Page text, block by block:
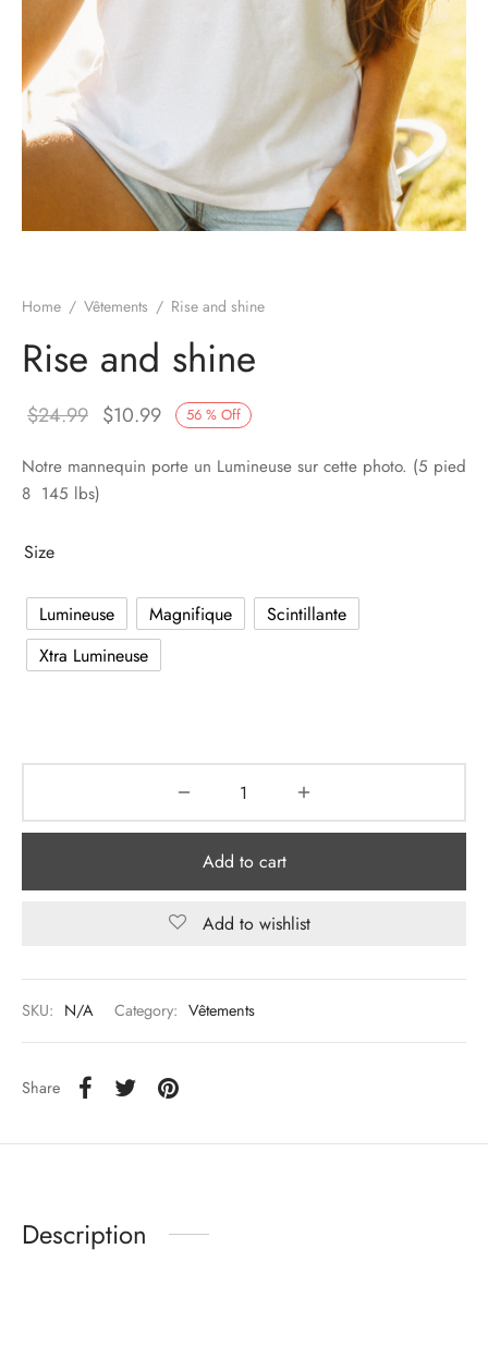
Home / Vêtements / Rise and shine
Rise and shine
56 % Off
$24.99 Original
was:
$10.99 Current
is:
Notre mannequin porte un Lumineuse sur cette photo. (5 pied
8 145 lbs)
Size
Lumineuse Magnifique
Scintillante
Xtra Lumineuse
Add to cart
Add to wishlist
SKU: N/A Category: Vêtements
Share
Description
d’oreilles
et autres